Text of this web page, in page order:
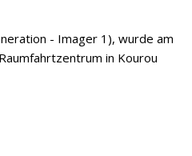
- Imager 1), wurde am
in Kourou